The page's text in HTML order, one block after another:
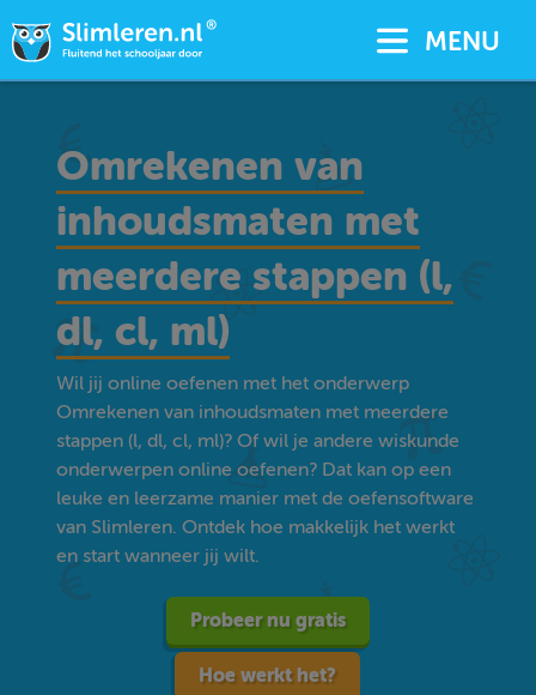
MENU
Omrekenen van
inhoudsmaten met
meerdere stappen (l,
dl, cl, ml)
Wil jij online oefenen met het onderwerp
Omrekenen van inhoudsmaten met meerdere
stappen (l, dl, cl, ml)? Of wil je andere wiskunde
onderwerpen online oefenen? Dat kan op een
leuke en leerzame manier met de oefensoftware
van Slimleren. Ontdek hoe makkelijk het werkt
en start wanneer jij wilt.
Probeer nu gratis
Hoe werkt het?